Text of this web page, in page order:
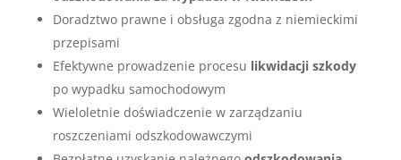
Doradztwo prawne i obsługa zgodna z niemieckimi
przepisami
Efektywne prowadzenie procesu likwidacji szkody
po wypadku samochodowym
Wieloletnie doświadczenie w zarządzaniu
roszczeniami odszkodowawczymi